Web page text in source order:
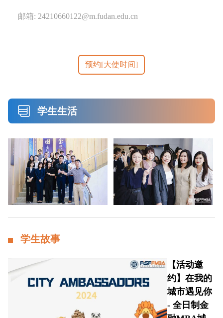
邮箱: 24210660122@m.fudan.edu.cn
预约[大使时间]
学生生活
学生故事
【活动邀
约】在我的
城市遇见你
- 全日制金